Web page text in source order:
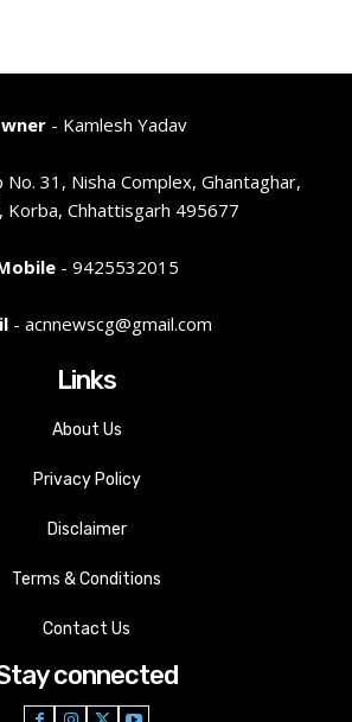
- Kamlesh Yadav
No. 31, Nisha Complex, Ghantaghar,
Korba, Chhattisgarh 495677
- 9425532015
- acnnewscg@gmail.com
Links
About Us
Privacy Policy
Disclaimer
Terms & Conditions
Contact Us
connected